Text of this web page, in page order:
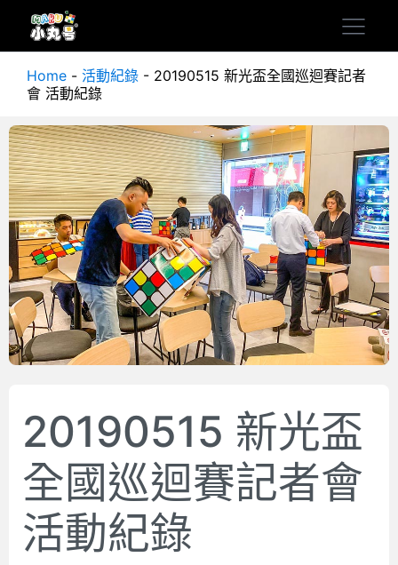
Home - 活動紀錄 - 20190515 新光盃全國巡迴賽記者
會 活動紀錄
20190515 新光盃
全國巡迴賽記者會
活動紀錄